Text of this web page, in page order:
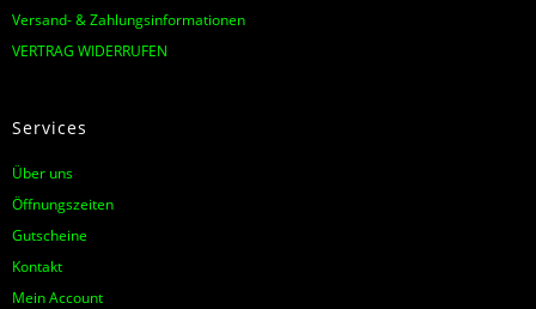
Versand- & Zahlungsinformationen
VERTRAG WIDERRUFEN
Services
Über uns
Öffnungszeiten
Gutscheine
Kontakt
Mein Account